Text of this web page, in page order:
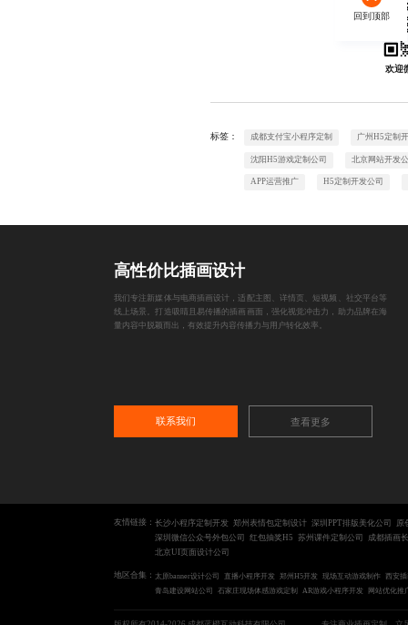
欢迎
标签： 成都支付宝小程序定制 广州H5定制
沈阳H5游戏定制公司 北京网站开发
APP运营推广 H5定制开发公司
回到顶部
高性价比插画设计
我们专注新媒体与电商插画设计，适配主图、详情页、短视频、社交平台等
线上场景。打造吸睛且易传播的插画画面，强化视觉冲击力，助力品牌在海
量内容中脱颖而出，有效提升内容传播力与用户转化效率。
联系我们 查看更多
友情链接： 长沙小程序定制开发 郑州表情包定制设计 深圳PPT排版美化公司
原
深圳微信公众号外包公司
红包抽奖H5 苏州课件定制公司
成都插画
北京UI页面设计公司
地区合集： 太原banner设计公司 直播小程序开发 郑州H5开发 现场互动游戏制作 西安
青岛建设网站公司
石家庄现场体感游戏定制 AR游戏小程序开发 网站优化推